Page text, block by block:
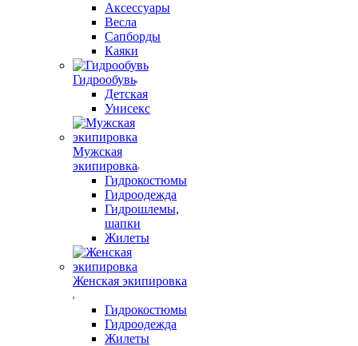
Аксессуары
Весла
Сапборды
Каяки
Гидрообувь
Детская
Унисекс
Мужская
экипировка
Гидрокостюмы
Гидроодежда
Гидрошлемы,
шапки
Жилеты
Женская экипировка
Гидрокостюмы
Гидроодежда
Жилеты